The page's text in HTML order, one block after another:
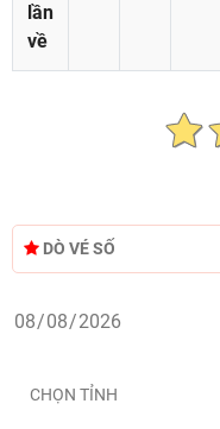
DÒ VÉ SỐ
lần
về